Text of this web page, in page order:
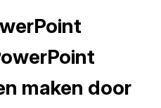
maken door